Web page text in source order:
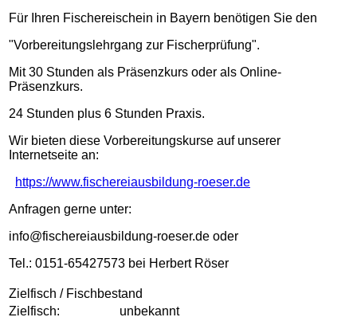
Für Ihren Fischereischein in Bayern benötigen Sie den
"Vorbereitungslehrgang zur Fischerprüfung".
Mit 30 Stunden als Präsenzkurs oder als Online-
Präsenzkurs.
24 Stunden plus 6 Stunden Praxis.
Wir bieten diese Vorbereitungskurse auf unserer
Internetseite an:
https://www.fischereiausbildung-roeser.de
Anfragen gerne unter:
info@fischereiausbildung-roeser.de oder
Tel.: 0151-65427573 bei Herbert Röser
Zielfisch / Fischbestand
Zielfisch:
unbekannt